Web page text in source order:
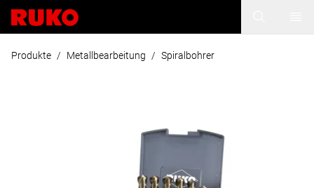
Produkte / Metallbearbeitung / Spiralbohrer